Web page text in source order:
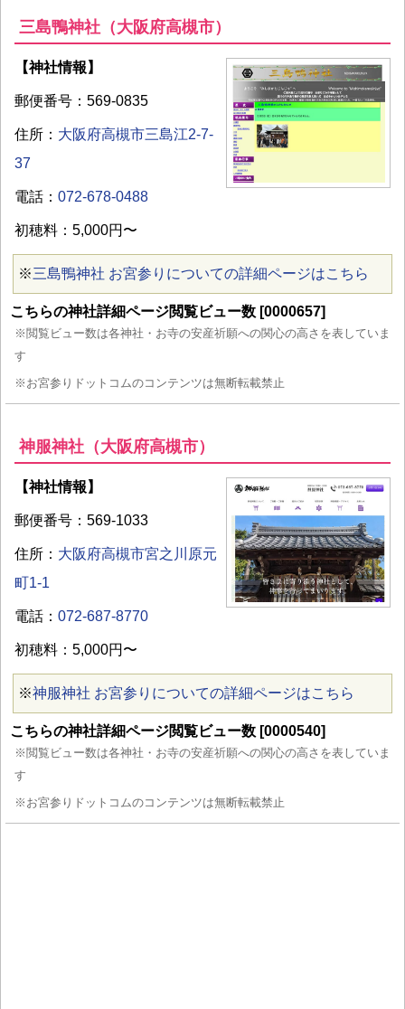
三島鴨神社（大阪府高槻市）
【神社情報】
郵便番号：569-0835
住所： 大阪府高槻市三島江2-7-
37
電話： 072-678-0488
初穂料：5,000円〜
※三島鴨神社 お宮参りについての詳細ページはこちら
こちらの神社詳細ページ閲覧ビュー数 [0000657]
※閲覧ビュー数は各神社・お寺の安産祈願への関心の高さを表していま
す
※お宮参りドットコムのコンテンツは無断転載禁止
神服神社（大阪府高槻市）
【神社情報】
郵便番号：569-1033
住所： 大阪府高槻市宮之川原元
町1-1
電話： 072-687-8770
初穂料：5,000円〜
※神服神社 お宮参りについての詳細ページはこちら
こちらの神社詳細ページ閲覧ビュー数 [0000540]
※閲覧ビュー数は各神社・お寺の安産祈願への関心の高さを表していま
す
※お宮参りドットコムのコンテンツは無断転載禁止